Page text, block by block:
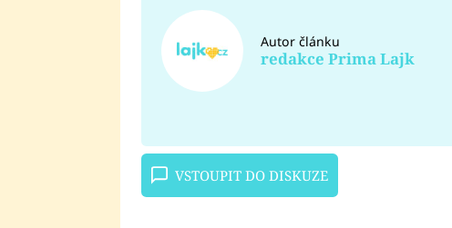
Autor článku
redakce Prima Lajk
VSTOUPIT DO DISKUZE